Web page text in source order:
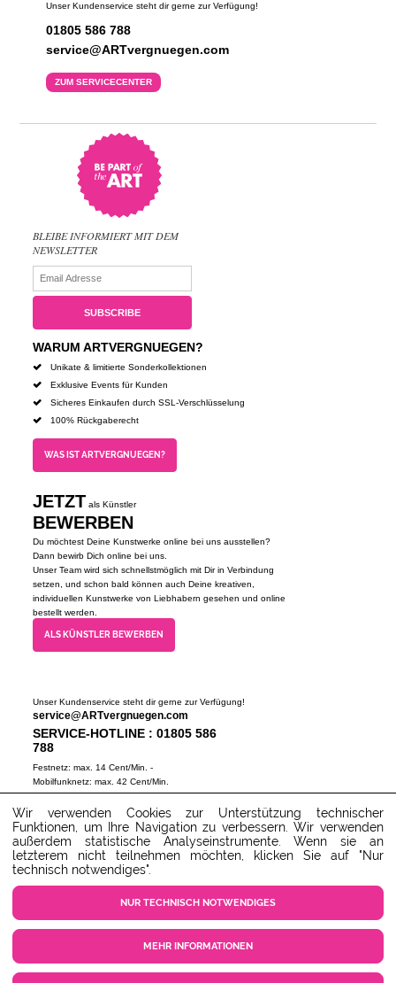
Unser Kundenservice steht dir gerne zur Verfügung!
01805 586 788
service@ARTvergnuegen.com
ZUM SERVICECENTER
BLEIBE INFORMIERT MIT DEM
NEWSLETTER
WARUM ARTVERGNUEGEN?
Unikate & limitierte Sonderkollektionen
Exklusive Events für Kunden
Sicheres Einkaufen durch SSL-Verschlüsselung
100% Rückgaberecht
WAS IST ARTVERGNUEGEN?
JETZT als Künstler
BEWERBEN
Du möchtest Deine Kunstwerke online bei uns ausstellen?
Dann bewirb Dich online bei uns.
Unser Team wird sich schnellstmöglich mit Dir in Verbindung
setzen, und schon bald können auch Deine kreativen,
individuellen Kunstwerke von Liebhabern gesehen und online
bestellt werden.
ALS KÜNSTLER BEWERBEN
Unser Kundenservice steht dir gerne zur Verfügung!
service@ARTvergnuegen.com
SERVICE-HOTLINE : 01805 586
788
Festnetz: max. 14 Cent/Min. -
Mobilfunknetz: max. 42 Cent/Min.
(Mo-Do 9-18 Uhr, Fr 9-16 Uhr)
ZUM SERVICECENTER
Wir verwenden Cookies zur Unterstützung technischer
Funktionen, um Ihre Navigation zu verbessern. Wir verwenden
außerdem statistische Analyseinstrumente. Wenn sie an
letzterem nicht teilnehmen möchten, klicken Sie auf "Nur
technisch notwendiges".
NUR TECHNISCH NOTWENDIGES
MEHR INFORMATIONEN